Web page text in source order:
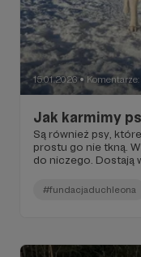
15.01.2026 ● Komentarze:
Jak karmimy
Są również psy,
prostu go nie tkną.
do niczego. Dostają
część diety.
#fundacjaduchleona